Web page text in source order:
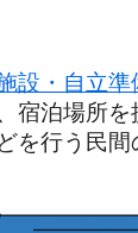
設・自立準
泊場所を
を行う民間